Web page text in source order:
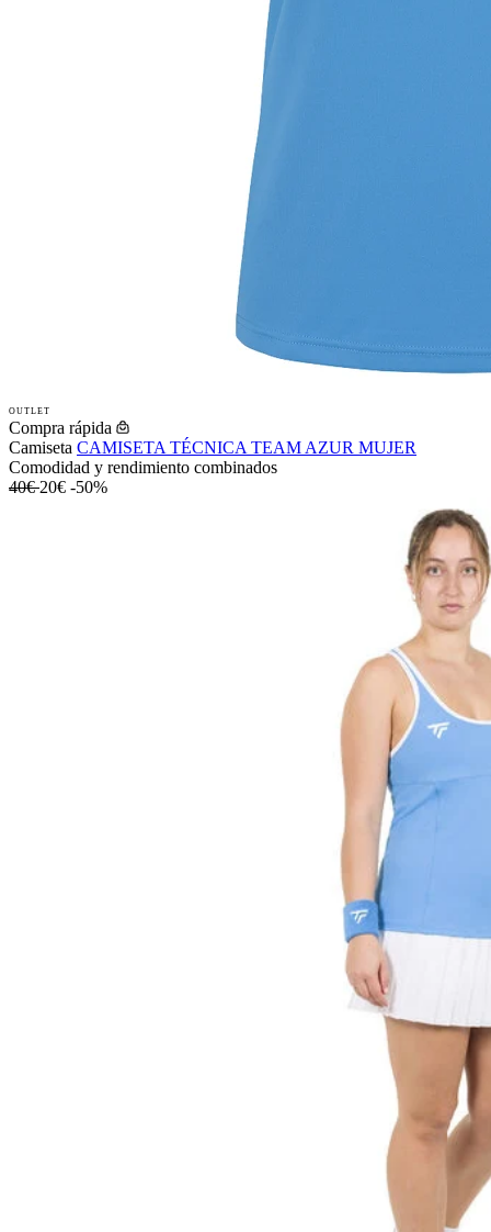
OUTLET
Compra rápida
Camiseta CAMISETA TÉCNICA TEAM AZUR MUJER
Comodidad y rendimiento combinados
40€20€ -50%